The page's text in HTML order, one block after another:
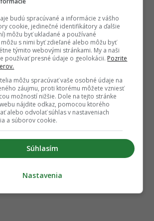
názov opičích kiahní,opičie
na slovensku,opičie kiahne
budú spracúvané a informácie z vášho
cookie, jedinečné identifikátory a ďalšie
môžu byť ukladané a používané
s nimi byť zdieľané alebo môžu byť
týmito webovými stránkami. My a naši
používať presné údaje o geolokácii. Pozrite
môžu spracúvať vaše osobné údaje na
záujmu, proti ktorému môžete vzniesť
možností nižšie. Dole na tejto stránke
nájdite odkaz, pomocou ktorého
alebo odvolať súhlas v nastaveniach
a súborov cookie.
Súhlasím
Nastavenia